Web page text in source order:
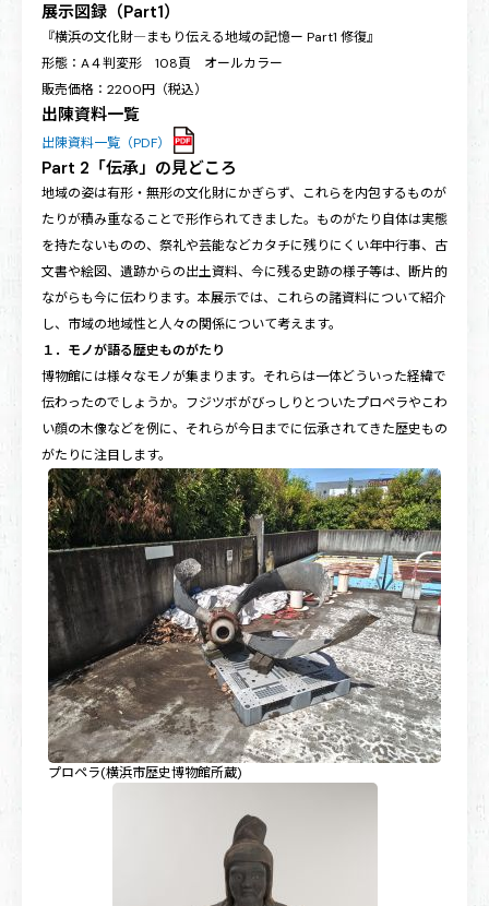
展示図録（Part1）
『横浜の文化財―まもり伝える地域の記憶ー Part1 修復』
形態：A４判変形 108頁 オールカラー
販売価格：2200円（税込）
出陳資料一覧
出陳資料一覧（PDF）
Part 2「伝承」の見どころ
地域の姿は有形・無形の文化財にかぎらず、これらを内包するものが
たりが積み重なることで形作られてきました。ものがたり自体は実態
を持たないものの、祭礼や芸能などカタチに残りにくい年中行事、古
文書や絵図、遺跡からの出土資料、今に残る史跡の様子等は、断片的
ながらも今に伝わります。本展示では、これらの諸資料について紹介
し、市域の地域性と人々の関係について考えます。
１．モノが語る歴史ものがたり
博物館には様々なモノが集まります。それらは一体どういった経緯で
伝わったのでしょうか。フジツボがびっしりとついたプロペラやこわ
い顔の木像などを例に、それらが今日までに伝承されてきた歴史もの
がたりに注目します。
プロペラ(横浜市歴史博物館所蔵)